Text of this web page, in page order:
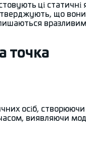
ці статичні
що
точка
осіб, створюючи
виявляючи